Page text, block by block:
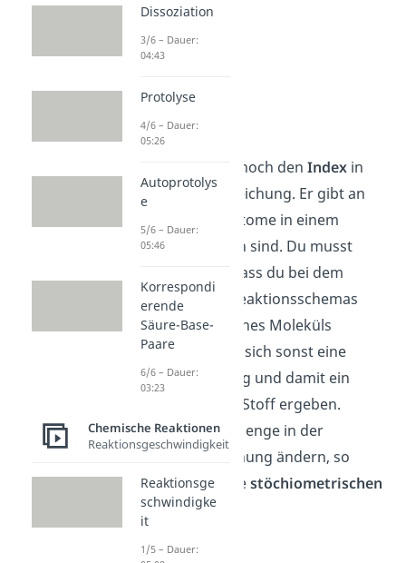
Index
Zusätzlich gibt es noch denIndex in
einer Reaktionsgleichung. Er gibt an
wie viele gleiche Atome in einem
Molekül gebunden sind. Du musst
aber aufpassen, dass du bei dem
Aufstellen eines Reaktionsschemas
nichts am Index eines Moleküls
änderst. Es würde sich sonst eine
andere Verbindung und damit ein
komplett anderer Stoff ergeben.
Möchtest du die Menge in der
chemischen Gleichung ändern, so
benutze immer diestöchiometrischen
Koeffizienten.
Dissoziation
3/6 – Dauer:
04:43
Protolyse
4/6 – Dauer:
05:26
Autoprotolys
e
5/6 – Dauer:
05:46
Korrespondi
erende
Säure-Base-
Paare
6/6 – Dauer:
03:23
Chemische Reaktionen
Reaktionsgeschwindigkeit
Reaktionsge
schwindigke
it
1/5 – Dauer: